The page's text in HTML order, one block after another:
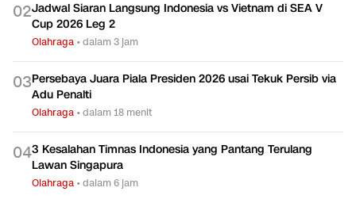
02Jadwal Siaran Langsung Indonesia vs Vietnam di SEA V
Cup 2026 Leg 2
Olahraga •dalam 3 jam
03Persebaya Juara Piala Presiden 2026 usai Tekuk Persib via
Adu Penalti
Olahraga •dalam 18 menit
043 Kesalahan Timnas Indonesia yang Pantang Terulang
Lawan Singapura
Olahraga •dalam 6 jam